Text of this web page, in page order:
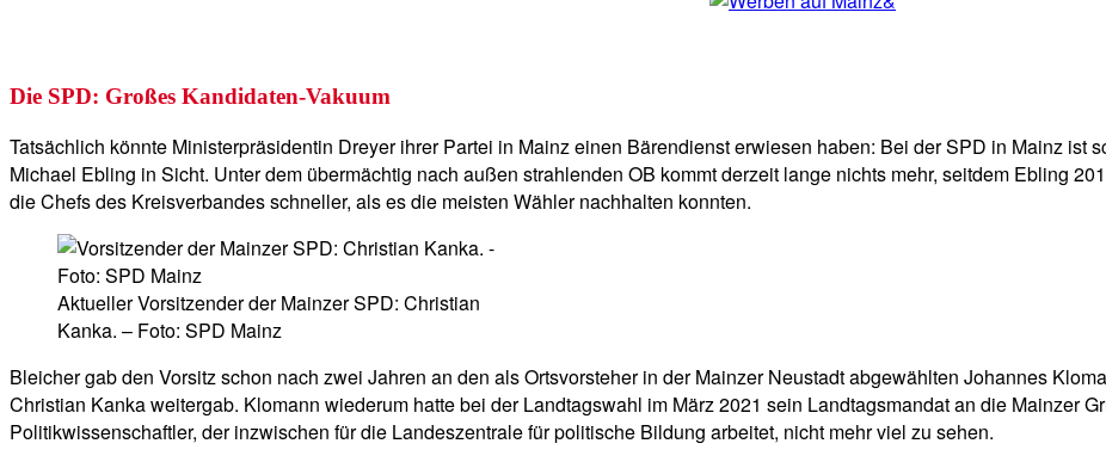
Die SPD: Großes Kandidaten-Vakuum
Tatsächlich könnte Ministerpräsidentin Dreyer ihrer Partei in Mainz einen Bärendienst erwiesen haben: Bei der SPD in Mainz ist
Michael Ebling in Sicht. Unter dem übermächtig nach außen strahlenden OB kommt derzeit lange nichts mehr, seitdem Ebling
die Chefs des Kreisverbandes schneller, als es die meisten Wähler nachhalten konnten.
Aktueller Vorsitzender der Mainzer SPD: Christian
Kanka. – Foto: SPD Mainz
Bleicher gab den Vorsitz schon nach zwei Jahren an den als Ortsvorsteher in der Mainzer Neustadt abgewählten Johannes
Christian Kanka weitergab. Klomann wiederum hatte bei der Landtagswahl im März 2021 sein Landtagsmandat an die Mainzer
Politikwissenschaftler, der inzwischen für die Landeszentrale für politische Bildung arbeitet, nicht mehr viel zu sehen.